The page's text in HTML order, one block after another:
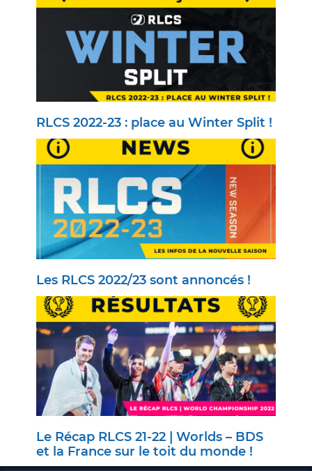
RLCS 2022-23 : place au Winter Split !
Les RLCS 2022/23 sont annoncés !
Le Récap RLCS 21-22 | Worlds – BDS
et la France sur le toit du monde !